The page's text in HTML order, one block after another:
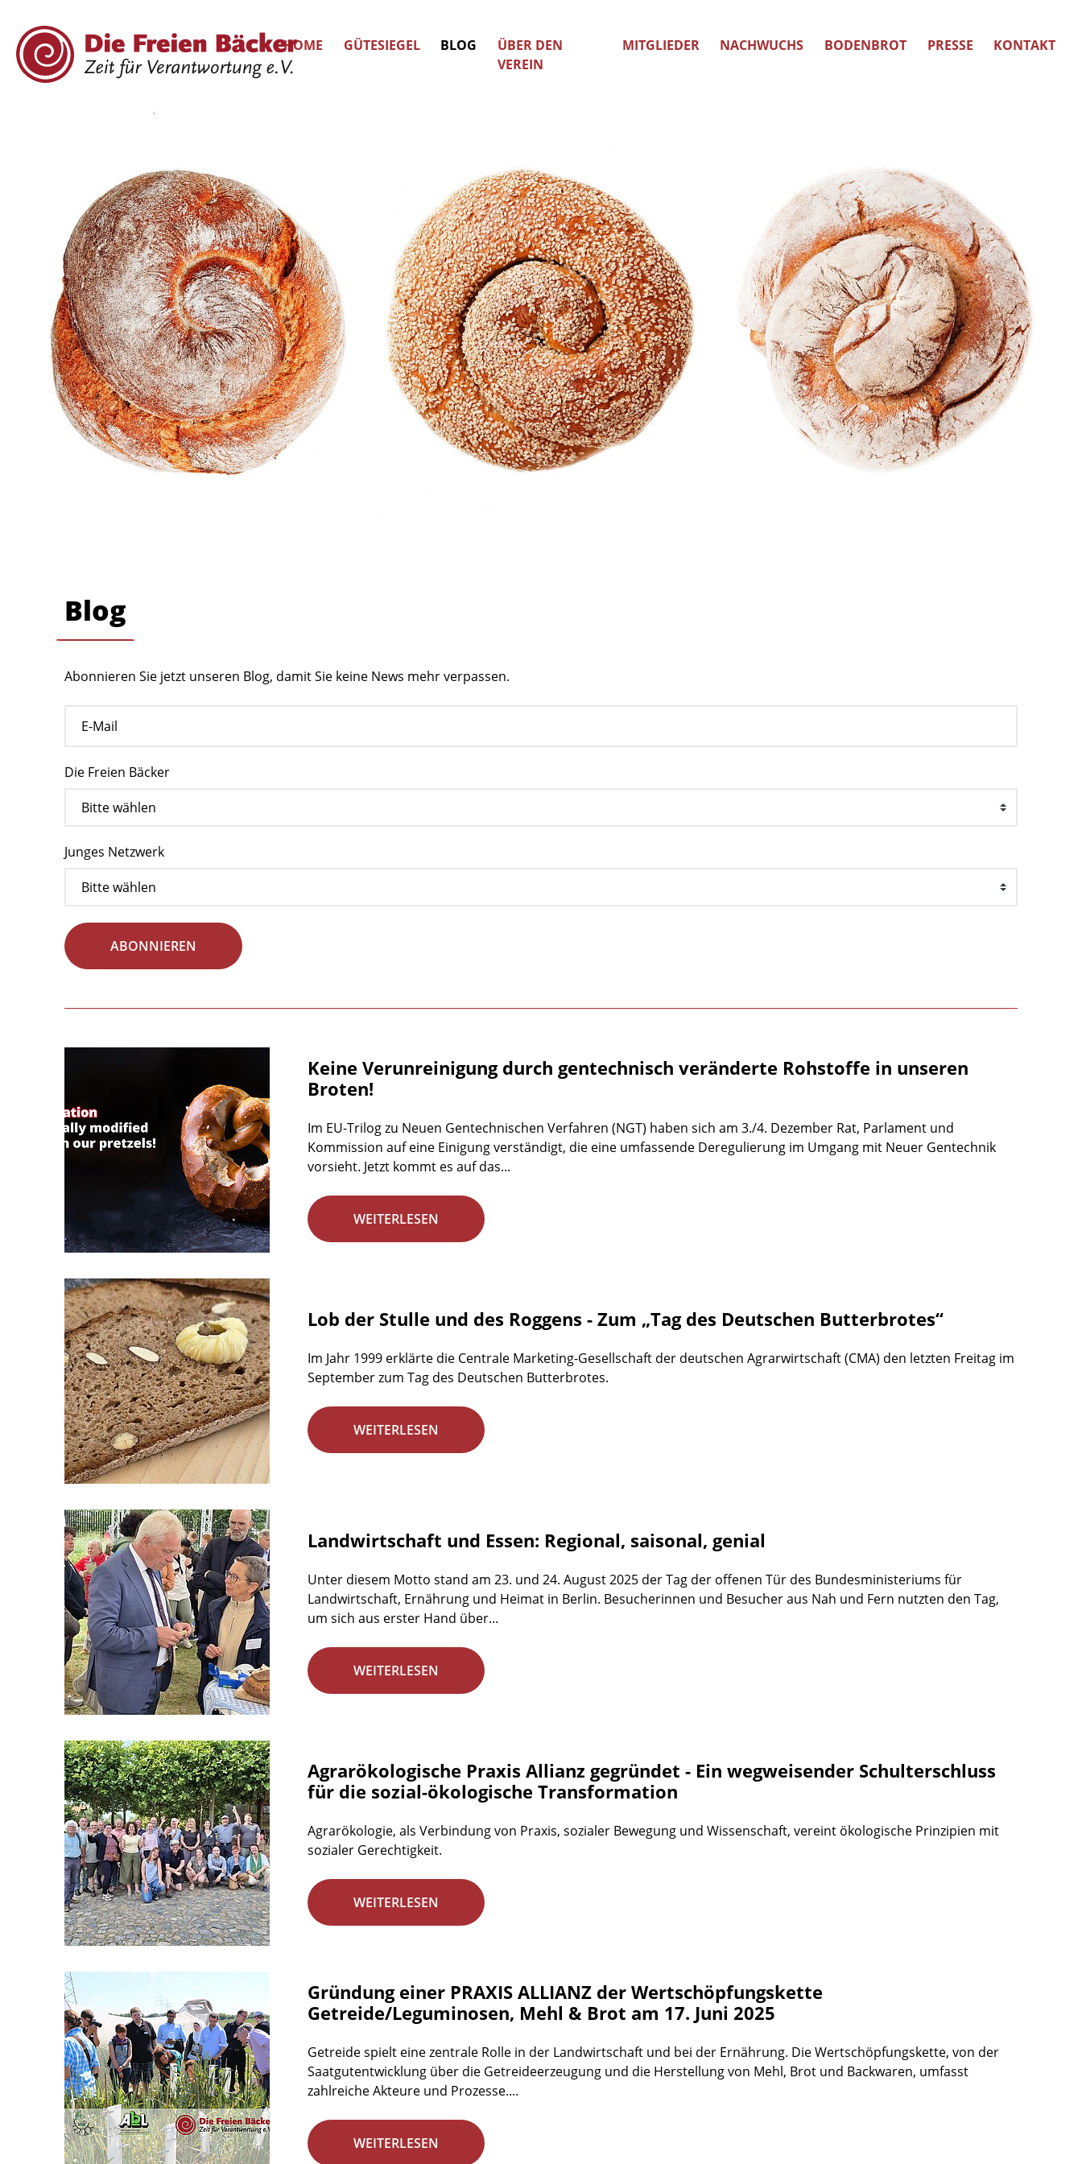
HOME GÜTESIEGEL BLOG
ÜBER DEN
VEREIN
MITGLIEDER NACHWUCHS BODENBROT PRESSE KONTAKT
Blog
Abonnieren Sie jetzt unseren Blog, damit Sie keine News mehr verpassen.
Die Freien Bäcker
Junges Netzwerk
ABONNIEREN
Keine Verunreinigung durch gentechnisch veränderte Rohstoffe in unseren
Broten!
Im EU-Trilog zu Neuen Gentechnischen Verfahren (NGT) haben sich am 3./4. Dezember Rat, Parlament und
Kommission auf eine Einigung verständigt, die eine umfassende Deregulierung im Umgang mit Neuer Gentechnik
vorsieht. Jetzt kommt es auf das...
WEITERLESEN
Lob der Stulle und des Roggens - Zum „Tag des Deutschen Butterbrotes“
Im Jahr 1999 erklärte die Centrale Marketing-Gesellschaft der deutschen Agrarwirtschaft (CMA) den letzten Freitag im
September zum Tag des Deutschen Butterbrotes.
WEITERLESEN
Landwirtschaft und Essen: Regional, saisonal, genial
Unter diesem Motto stand am 23. und 24. August 2025 der Tag der offenen Tür des Bundesministeriums für
Landwirtschaft, Ernährung und Heimat in Berlin. Besucherinnen und Besucher aus Nah und Fern nutzten den Tag,
um sich aus erster Hand über...
WEITERLESEN
Agrarökologische Praxis Allianz gegründet - Ein wegweisender Schulterschluss
für die sozial-ökologische Transformation
Agrarökologie, als Verbindung von Praxis, sozialer Bewegung und Wissenschaft, vereint ökologische Prinzipien mit
sozialer Gerechtigkeit.
WEITERLESEN
Gründung einer PRAXIS ALLIANZ der Wertschöpfungskette
Getreide/Leguminosen, Mehl & Brot am 17. Juni 2025
Getreide spielt eine zentrale Rolle in der Landwirtschaft und bei der Ernährung. Die Wertschöpfungskette, von der
Saatgutentwicklung über die Getreideerzeugung und die Herstellung von Mehl, Brot und Backwaren, umfasst
zahlreiche Akteure und Prozesse....
WEITERLESEN